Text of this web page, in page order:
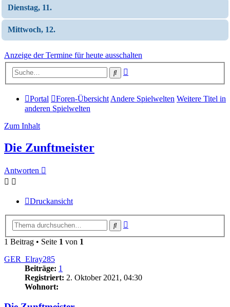
Dienstag, 11.
Mittwoch, 12.
Anzeige der Termine für heute ausschalten
Suche
Portal Foren-Übersicht Andere Spielwelten Weitere Titel in
anderen Spielwelten
Zum Inhalt
Die Zunftmeister
Antworten
Druckansicht
Suche
1 Beitrag • Seite 1 von 1
GER_Elray285
Beiträge: 1
Registriert: 2. Oktober 2021, 04:30
Wohnort: